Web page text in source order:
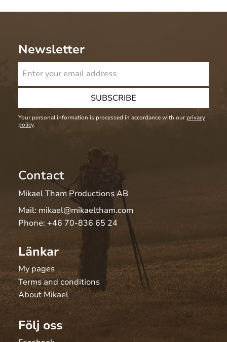
Newsletter
SUBSCRIBE
Your personal information is processed in accordance with our privacy
policy.
Contact
Mikael Tham Productions AB
Mail: mikael@mikaeltham.com
Phone: +46 70-836 65 24
Länkar
My pages
Terms and conditions
About Mikael
Följ oss